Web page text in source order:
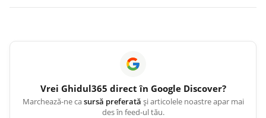
Vrei Ghidul365 direct în Google Discover?
Marchează-ne casursă preferată și articolele noastre apar mai
des în feed-ul tău.